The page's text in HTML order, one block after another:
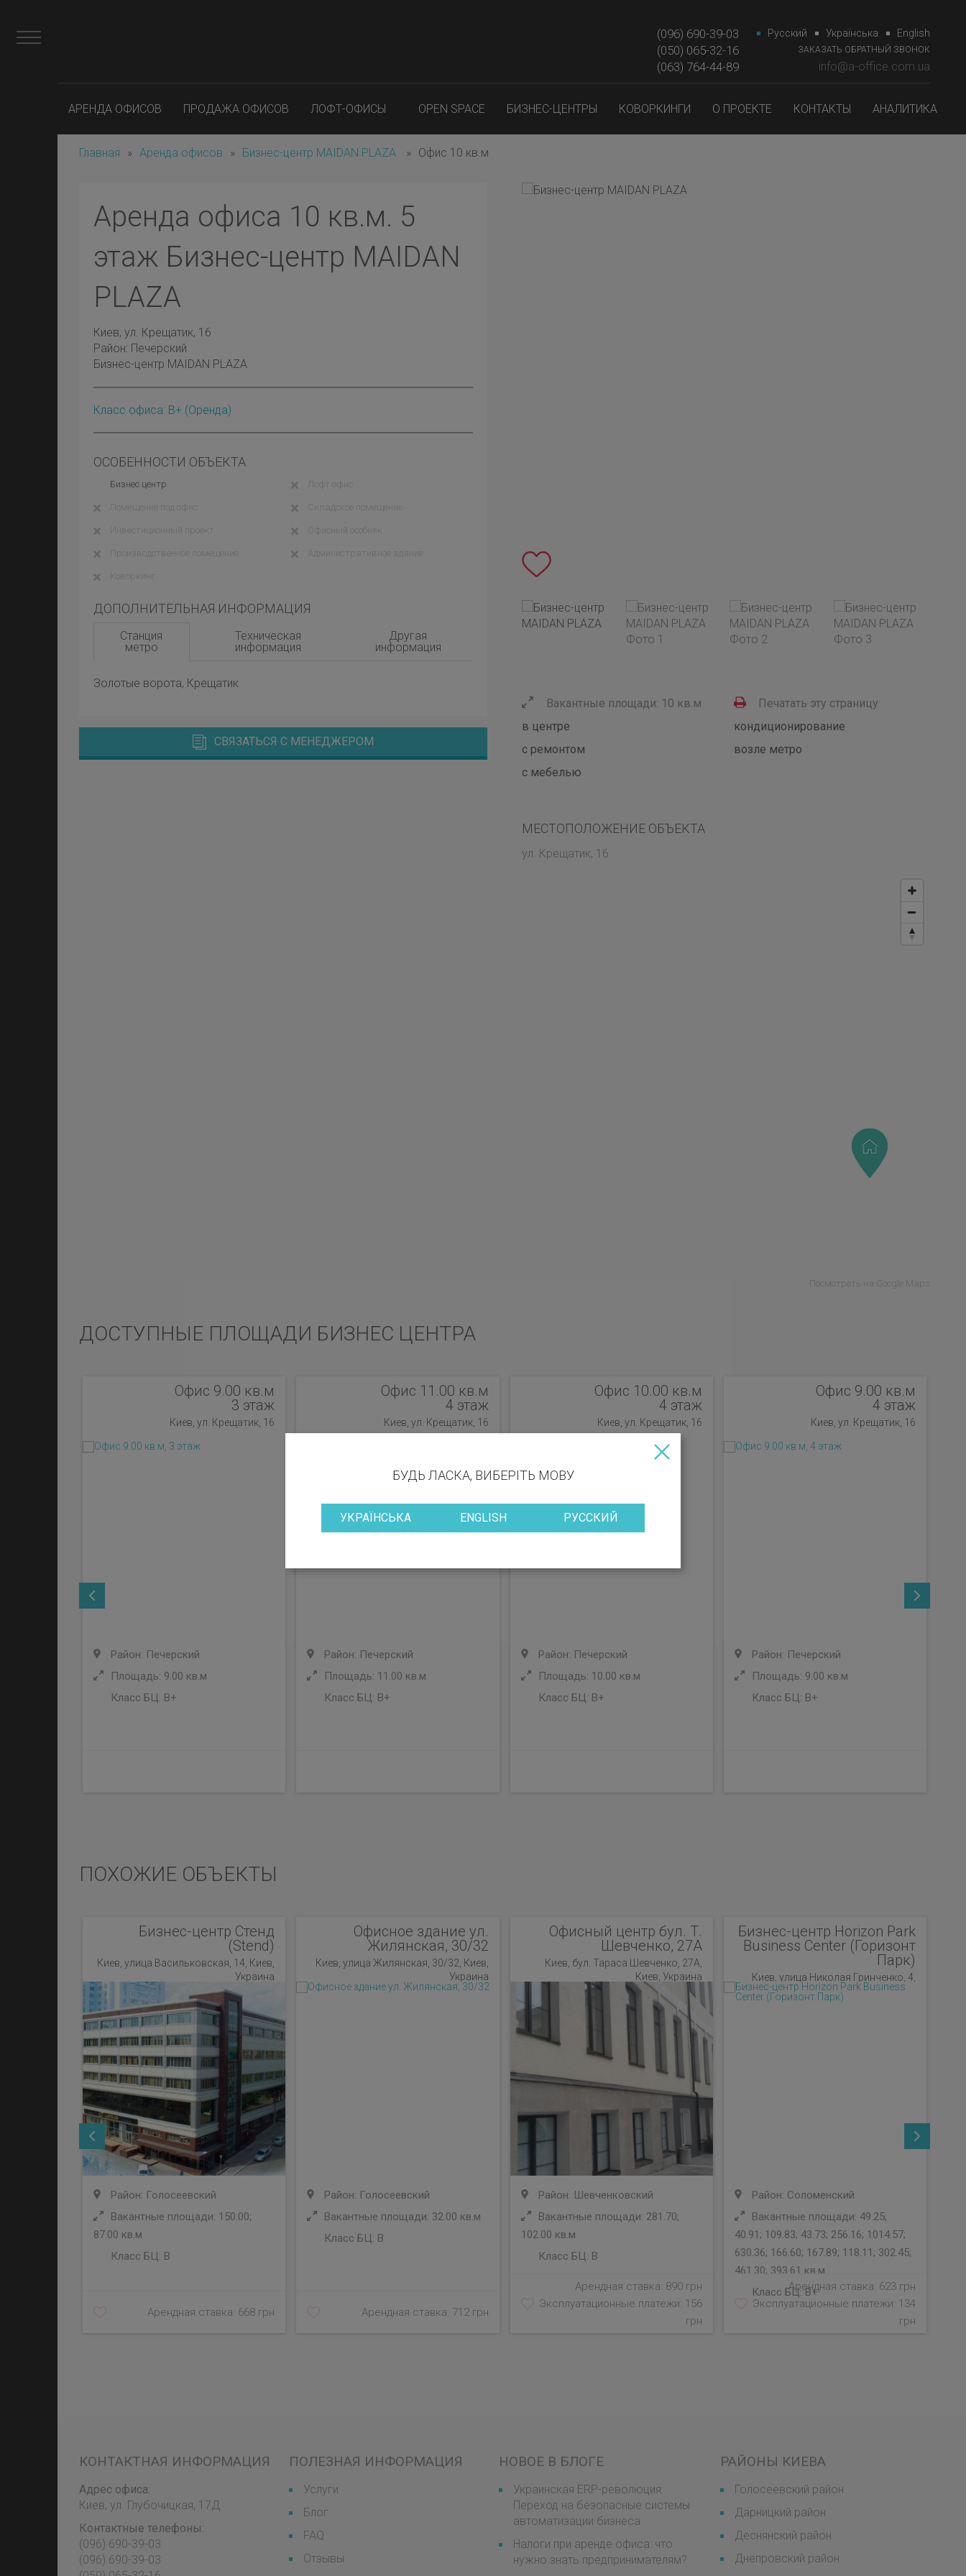
(096) 690-39-03
(050) 065-32-16
(063) 764-44-89‎‎
Русский Українська English
ЗАКАЗАТЬ ОБРАТНЫЙ ЗВОНОК
info@a-office.com.ua
АРЕНДА ОФИСОВ ПРОДАЖА ОФИСОВ ЛОФТ-ОФИСЫ OPEN SPACE БИЗНЕС-ЦЕНТРЫ КОВОРКИНГИ О ПРОЕКТЕ КОНТАКТЫ АНАЛИТИКА
Главная » Аренда офисов » Бизнес-центр MAIDAN PLAZA » Офис 10 кв.м
Аренда офиса 10 кв.м. 5
этаж Бизнес-центр MAIDAN
PLAZA
Киев, ул. Крещатик, 16
Район: Печерский
Бизнес-центр MAIDAN PLAZA
Класс офиса: B+ (оренда)
ОСОБЕННОСТИ ОБЪЕКТА
Бизнес центр Лофт офис
Помещение под офис Складское помещение
Инвестиционный проект Офисный особняк
Производственное помещение Административное здание
Коворкинг
ДОПОЛНИТЕЛЬНАЯ ИНФОРМАЦИЯ
Станция
метро
Техническая
информация
Другая
информация
Золотые ворота, Крещатик
СВЯЗАТЬСЯ С МЕНЕДЖЕРОМ
Вакантные площади: 10 кв.м
Печатать эту страницу
в центре
кондиционирование
с ремонтом
возле метро
с мебелью
МЕСТОПОЛОЖЕНИЕ ОБЪЕКТА
ул. Крещатик, 16
Посмотреть на Google Maps
ДОСТУПНЫЕ ПЛОЩАДИ БИЗНЕС ЦЕНТРА
Офис 9.00 кв.м
3 этаж
Киев, ул. Крещатик, 16
Район: Печерский
Площадь: 9.00 кв.м
Класс БЦ: B+
Офис 11.00 кв.м
4 этаж
Киев, ул. Крещатик, 16
Район: Печерский
Площадь: 11.00 кв.м
Класс БЦ: B+
Офис 10.00 кв.м
4 этаж
Киев, ул. Крещатик, 16
Район: Печерский
Площадь: 10.00 кв.м
Класс БЦ: B+
Офис 9.00 кв.м
4 этаж
Киев, ул. Крещатик, 16
Район: Печерский
Площадь: 9.00 кв.м
Класс БЦ: B+
ПОХОЖИЕ ОБЪЕКТЫ
Бизнес-центр Стенд
(Stend)
Киев, улица Васильковская, 14, Киев,
Украина
Район: Голосеевский
Вакантные площади: 150.00;
87.00 кв.м
Класс БЦ: B
Арендная ставка: 668 грн
Офисное здание ул.
Жилянская, 30/32
Киев, улица Жилянская, 30/32, Киев,
Украина
Район: Голосеевский
Вакантные площади: 32.00 кв.м
Класс БЦ: B
Арендная ставка: 712 грн
Офисный центр бул. Т.
Шевченко, 27А
Киев, бул. Тараса Шевченко, 27А,
Киев, Украина
Район: Шевченковский
Вакантные площади: 281.70;
102.00 кв.м
Класс БЦ: B
Арендная ставка: 890 грн
Эксплуатационные платежи: 156
грн
Бизнес-центр Horizon Park
Business Center (Горизонт
Парк)
Киев, улица Николая Гринченко, 4,
Киев, Украина
Район: Соломенский
Вакантные площади: 49.25;
40.91; 109.83; 43.73; 256.16; 1014.57;
630.36; 166.60; 167.89; 118.11; 302.45;
461.30; 393.61 кв.м
Класс БЦ:B+
Арендная ставка: 623 грн
Эксплуатационные платежи: 134
грн
КОНТАКТНАЯ ИНФОРМАЦИЯ
Адрес офиса:
Киев, ул. Глубочицкая, 17Д
Контактные телефоны:
(096) 690-39-03
‎(096) 690-39-03
ПОЛЕЗНАЯ ИНФОРМАЦИЯ
Услуги
Блог
FAQ
Отзывы
НОВОЕ В БЛОГЕ
Украинская ERP-революция:
Переход на безопасные системы
автоматизации бизнеса
Налоги при аренде офиса: что
нужно знать предпринимателям?
РАЙОНЫ КИЕВА
Голосеевский район
Дарницкий район
Деснянский район
Днепровский район
БУДЬ ЛАСКА, ВИБЕРІТЬ МОВУ
УКРАЇНСЬКА ENGLISH РУССКИЙ